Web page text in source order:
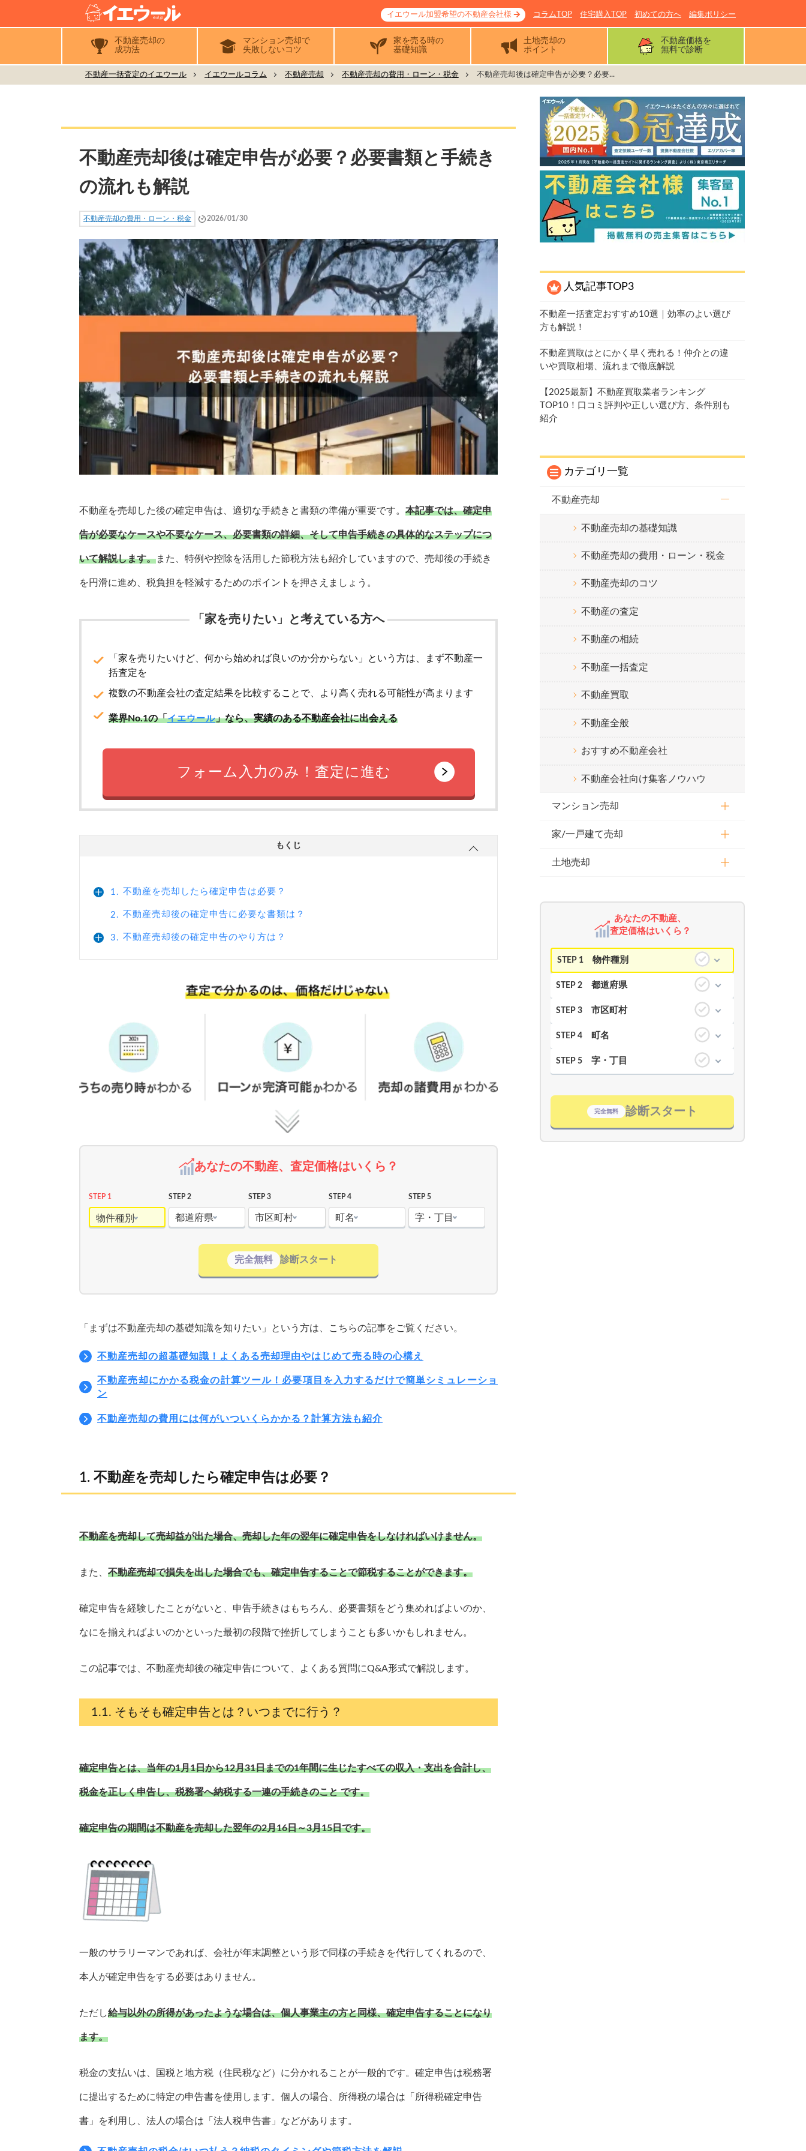
イエウール加盟希望の不動産会社様 コラムTOP 住宅購入TOP 初めての方へ 編集ポリシー
不動産売却の
成功法
マンション売却で
失敗しないコツ
家を売る時の
基礎知識
土地売却の
ポイント
不動産価格を
無料で診断
不動産一括査定のイエウール イエウールコラム 不動産売却 不動産売却の費用・ローン・税金 不動産売却後は確定申告が必要？必要...
不動産売却後は確定申告が必要？必要書類と手続き
の流れも解説
不動産売却の費用・ローン・税金 2026/01/30
不動産を売却した後の確定申告は、適切な手続きと書類の準備が重要です。 本記事では、確定申
告が必要なケースや不要なケース、必要書類の詳細、そして申告手続きの具体的なステップにつ
いて解説します。また、特例や控除を活用した節税方法も紹介していますので、売却後の手続き
を円滑に進め、税負担を軽減するためのポイントを押さえましょう。
「家を売りたい」と考えている方へ
「家を売りたいけど、何から始めれば良いのか分からない」という方は、まず不動産一
括査定を
複数の不動産会社の査定結果を比較することで、より高く売れる可能性が高まります
業界No.1の「イエウール」なら、実績のある不動産会社に出会える
フォーム入力のみ！査定に進む
もくじ
1. 不動産を売却したら確定申告は必要？
2. 不動産売却後の確定申告に必要な書類は？
3. 不動産売却後の確定申告のやり方は？
あなたの不動産、査定価格はいくら？
STEP 1
物件種別
STEP 2
都道府県
STEP 3
市区町村
STEP 4
町名
STEP 5
字・丁目
完全無料 診断スタート
「まずは不動産売却の基礎知識を知りたい」という方は、こちらの記事をご覧ください。
不動産売却の超基礎知識！よくある売却理由やはじめて売る時の心構え
不動産売却にかかる税金の計算ツール！必要項目を入力するだけで簡単シミュレーショ
ン
不動産売却の費用には何がいついくらかかる？計算方法も紹介
不動産を売却したら確定申告は必要？
不動産を売却して売却益が出た場合、売却した年の翌年に確定申告をしなければいけません。
また、 不動産売却で損失を出した場合でも、確定申告することで節税することができます。
確定申告を経験したことがないと、申告手続きはもちろん、必要書類をどう集めればよいのか、
なにを揃えればよいのかといった最初の段階で挫折してしまうことも多いかもしれません。
この記事では、不動産売却後の確定申告について、よくある質問にQ&A形式で解説します。
そもそも確定申告とは？いつまでに行う？
確定申告とは、当年の1月1日から12月31日までの1年間に生じたすべての収入・支出を合計し、
税金を正しく申告し、税務署へ納税する一連の手続きのこと です。
確定申告の期間は不動産を売却した翌年の2月16日～3月15日です。
一般のサラリーマンであれば、会社が年末調整という形で同様の手続きを代行してくれるので、
本人が確定申告をする必要はありません。
ただし給与以外の所得があったような場合は、個人事業主の方と同様、確定申告することになり
ます。
税金の支払いは、国税と地方税（住民税など）に分かれることが一般的です。確定申告は税務署
に提出するために特定の申告書を使用します。個人の場合、所得税の場合は「所得税確定申告
書」を利用し、法人の場合は「法人税申告書」などがあります。
人気記事TOP3
不動産一括査定おすすめ10選｜効率のよい選び
方も解説！
不動産買取はとにかく早く売れる！仲介との違
いや買取相場、流れまで徹底解説
【2025最新】不動産買取業者ランキング
TOP10！口コミ評判や正しい選び方、条件別も
紹介
カテゴリ一覧
不動産売却
不動産売却の基礎知識
不動産売却の費用・ローン・税金
不動産売却のコツ
不動産の査定
不動産の相続
不動産一括査定
不動産買取
不動産全般
おすすめ不動産会社
不動産会社向け集客ノウハウ
マンション売却
家/一戸建て売却
土地売却
あなたの不動産、
査定価格はいくら？
STEP 1 物件種別
STEP 2 都道府県
STEP 3 市区町村
STEP 4 町名
STEP 5 字・丁目
完全無料 診断スタート